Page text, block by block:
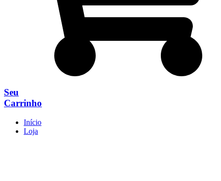
Seu
Carrinho
Início
Loja